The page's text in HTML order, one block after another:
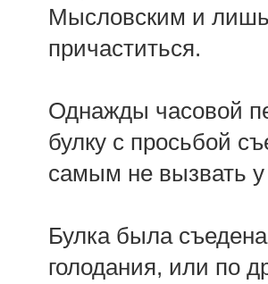
Мысловским и лишь
причаститься.
Однажды часовой
булку с просьбой
самым не вызвать
Булка была
голодания, или по